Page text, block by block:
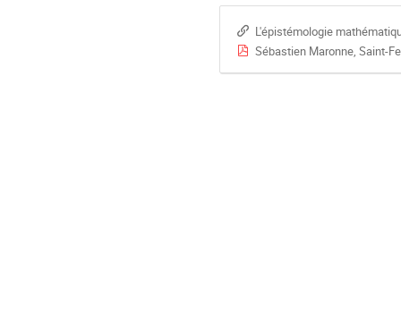
L'épistémologie
Sébastien Maronne, Saint-